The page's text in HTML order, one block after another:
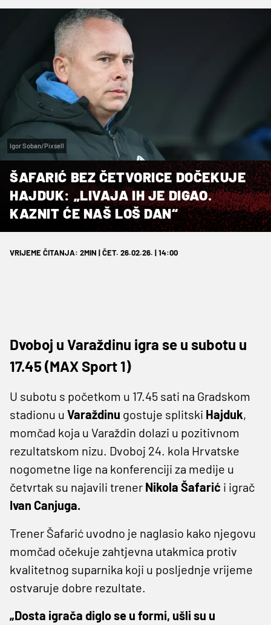
Igor Soban/Pixsell
ŠAFARIĆ BEZ ČETVORICE DOČEKUJE
HAJDUK: „LIVAJA IH JE DIGAO.
KAZNIT ĆE NAŠ LOŠ DAN“
VRIJEME ČITANJA: 2MIN | ČET. 26.02.26. | 14:00
Dvoboj u Varaždinu igra se u subotu u
17.45 (MAX Sport 1)
U subotu s početkom u 17.45 sati na Gradskom
stadionu u Varaždinu gostuje splitski Hajduk,
momčad koja u Varaždin dolazi u pozitivnom
rezultatskom nizu. Dvoboj 24. kola Hrvatske
nogometne lige na konferenciji za medije u
četvrtak su najavili trener Nikola Šafarić i igrač
Ivan Canjuga.
Trener Šafarić uvodno je naglasio kako njegovu
momčad očekuje zahtjevna utakmica protiv
kvalitetnog suparnika koji u posljednje vrijeme
ostvaruje dobre rezultate.
„Dosta igrača diglo se u formi, ušli su u